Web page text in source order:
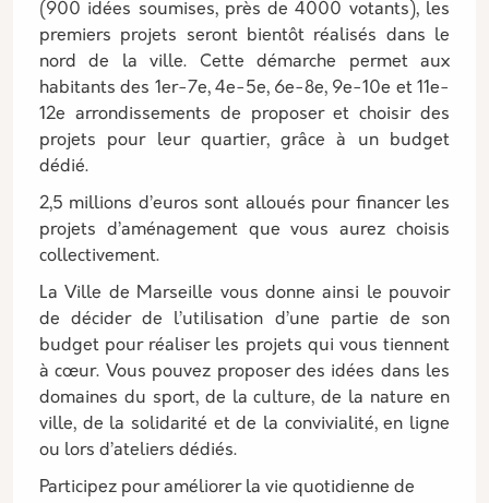
(900 idées soumises, près de 4000 votants), les
premiers projets seront bientôt réalisés dans le
nord de la ville. Cette démarche permet aux
habitants des 1er-7e, 4e-5e, 6e-8e, 9e-10e et 11e-
12e arrondissements de proposer et choisir des
projets pour leur quartier, grâce à un budget
dédié.
2,5 millions d’euros sont alloués pour financer les
projets d’aménagement que vous aurez choisis
collectivement.
La Ville de Marseille vous donne ainsi le pouvoir
de décider de l’utilisation d’une partie de son
budget pour réaliser les projets qui vous tiennent
à cœur. Vous pouvez proposer des idées dans les
domaines du sport, de la culture, de la nature en
ville, de la solidarité et de la convivialité, en ligne
ou lors d’ateliers dédiés.
Participez pour améliorer la vie quotidienne de